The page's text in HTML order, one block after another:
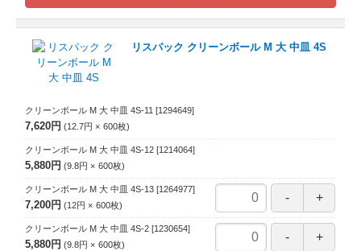
リスパック クリーンボール M 大 中皿 4S
クリーンボール M 大 中皿 4S-11 [1294649]
7,620円 12.7円 600枚
クリーンボール M 大 中皿 4S-12 [1214064]
5,880円 9.8円 600枚
クリーンボール M 大 中皿 4S-13 [1264977]
7,200円 12円 600枚
クリーンボール M 大 中皿 4S-2 [1230654]
5,880円 9.8円 600枚